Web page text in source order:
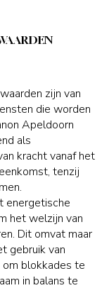
zijn van
die worden
Apeldoorn
als
kracht vanaf het
tenzij
energetische
het welzijn van
Dit omvat maar
gebruik van
blokkades te
in balans te